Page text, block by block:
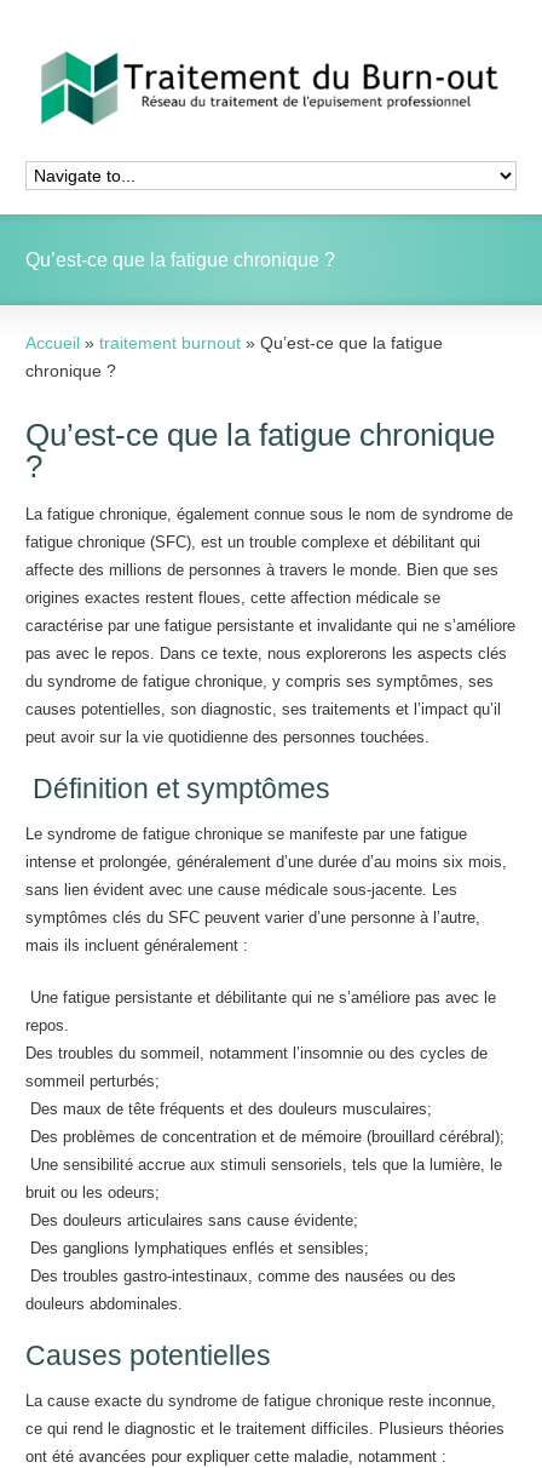
Qu’est-ce que la fatigue chronique ?
Accueil » traitement burnout » Qu’est-ce que la fatigue
chronique ?
Qu’est-ce que la fatigue chronique
?
La fatigue chronique, également connue sous le nom de syndrome de
fatigue chronique (SFC), est un trouble complexe et débilitant qui
affecte des millions de personnes à travers le monde. Bien que ses
origines exactes restent floues, cette affection médicale se
caractérise par une fatigue persistante et invalidante qui ne s’améliore
pas avec le repos. Dans ce texte, nous explorerons les aspects clés
du syndrome de fatigue chronique, y compris ses symptômes, ses
causes potentielles, son diagnostic, ses traitements et l’impact qu’il
peut avoir sur la vie quotidienne des personnes touchées.
Définition et symptômes
Le syndrome de fatigue chronique se manifeste par une fatigue
intense et prolongée, généralement d’une durée d’au moins six mois,
sans lien évident avec une cause médicale sous-jacente. Les
symptômes clés du SFC peuvent varier d’une personne à l’autre,
mais ils incluent généralement :
Une fatigue persistante et débilitante qui ne s’améliore pas avec le
repos.
Des troubles du sommeil, notamment l’insomnie ou des cycles de
sommeil perturbés;
Des maux de tête fréquents et des douleurs musculaires;
Des problèmes de concentration et de mémoire (brouillard cérébral);
Une sensibilité accrue aux stimuli sensoriels, tels que la lumière, le
bruit ou les odeurs;
Des douleurs articulaires sans cause évidente;
Des ganglions lymphatiques enflés et sensibles;
Des troubles gastro-intestinaux, comme des nausées ou des
douleurs abdominales.
Causes potentielles
La cause exacte du syndrome de fatigue chronique reste inconnue,
ce qui rend le diagnostic et le traitement difficiles. Plusieurs théories
ont été avancées pour expliquer cette maladie, notamment :